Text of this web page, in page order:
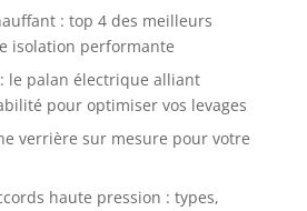
: top 4 des meilleurs
isolation performante
le palan électrique alliant
pour optimiser vos levages
verrière sur mesure pour votre
haute pression : types,